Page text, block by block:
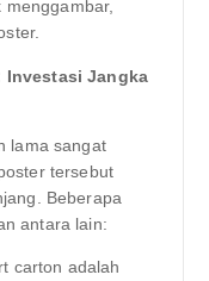
menggambar,
Investasi Jangka
lama sangat
tersebut
Beberapa
antara lain:
carton adalah